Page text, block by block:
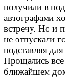
получили в
автографами
встречу. Но и
не отпускали
подставляя
Прощались все
ближайшем